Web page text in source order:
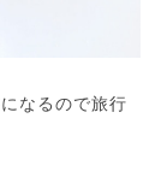
なるので旅行